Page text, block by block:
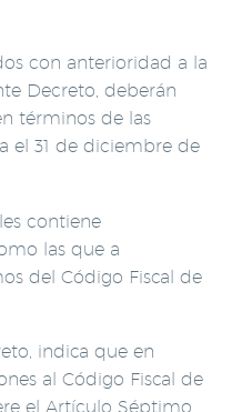
con anterioridad a la
Decreto, deberán
términos de las
el 31 de diciembre de
contiene
las que a
del Código Fiscal de
indica que en
al Código Fiscal de
el Artículo Séptimo